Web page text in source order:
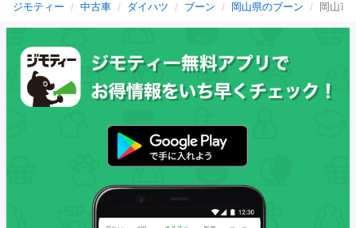
ジモティー 中古車 ダイハツ ブーン 岡山県のブーン 岡山市